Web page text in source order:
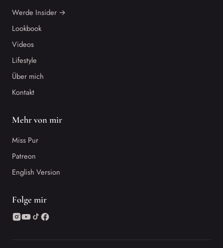
Werde Insider →
Lookbook
Videos
Lifestyle
Über mich
Kontakt
Mehr von mir
Miss Pur
Patreon
English Version
Folge mir